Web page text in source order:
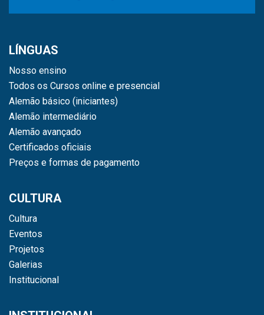
LÍNGUAS
Nosso ensino
Todos os Cursos online e presencial
Alemão básico (iniciantes)
Alemão intermediário
Alemão avançado
Certificados oficiais
Preços e formas de pagamento
CULTURA
Cultura
Eventos
Projetos
Galerias
Institucional